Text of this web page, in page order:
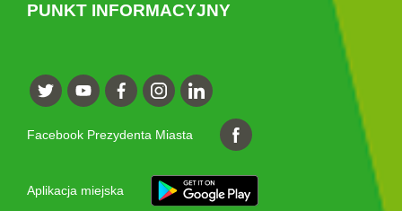
PUNKT INFORMACYJNY
Facebook Prezydenta Miasta
Aplikacja miejska